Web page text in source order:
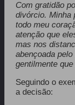
Com gratidão
divórcio. Minha
todo meu
atenção que
mas nos
abençoada
gentilmente
Seguindo o
a decisão: